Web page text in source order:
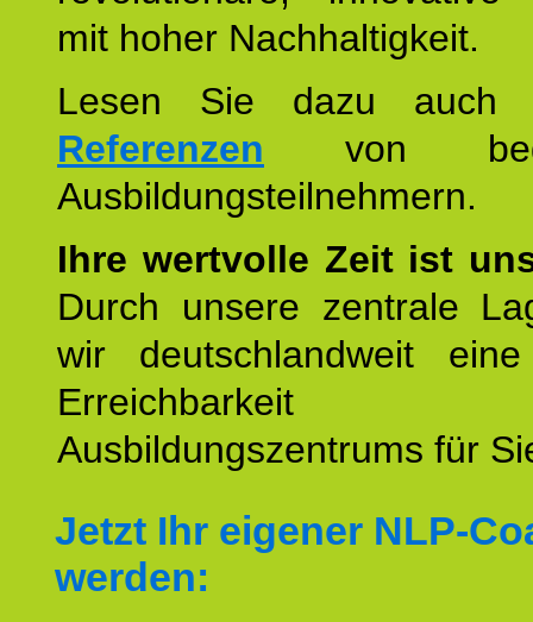
mit hoher Nachhaltigkeit.
Lesen Sie dazu
Referenzen von
Ausbildungsteilnehmern.
Ihre wertvolle Zeit ist
Durch unsere zentrale
wir deutschlandweit
Erreichbarkeit
Ausbildungszentrums für
Jetzt Ihr eigener NLP-
werden: